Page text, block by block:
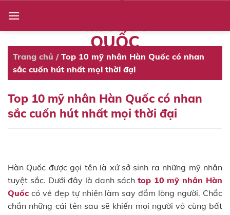
content
MÍ HÀN
QUỐC
Trang chủ / Top 10 mỹ nhân Hàn Quốc có nhan
sắc cuốn hút nhất mọi thời đại
Top 10 mỹ nhân Hàn Quốc có nhan
sắc cuốn hút nhất mọi thời đại
Hàn Quốc được gọi tên là xứ sở sinh ra những mỹ nhân
tuyệt sắc. Dưới đây là danh sách top 10 mỹ nhân Hàn
Quốc có vẻ đẹp tự nhiên làm say đắm lòng người. Chắc
chắn những cái tên sau sẽ khiến mọi người vô cùng bất